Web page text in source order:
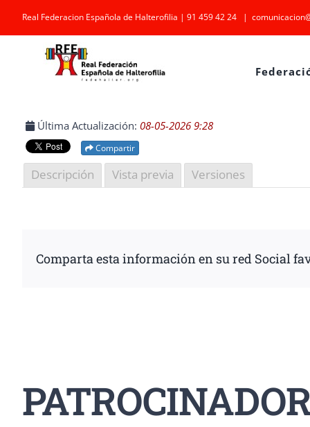
Saltar
al
contenido
Real Federacion Española de Halterofilia | 91 459 42 24 |
Última Actualización: 08-05-2026 9:28
Compartir
Descripción Vista previa Versiones
Comparta esta información en su red Social